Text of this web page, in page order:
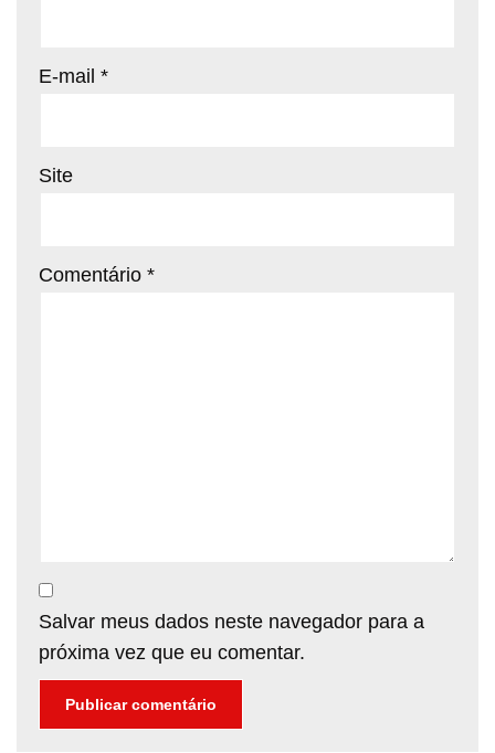
E-mail *
Site
Comentário *
Salvar meus dados neste navegador para a
próxima vez que eu comentar.